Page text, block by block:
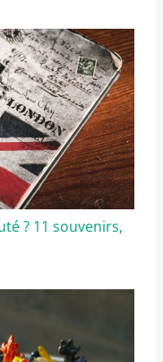
? 11 souvenirs,